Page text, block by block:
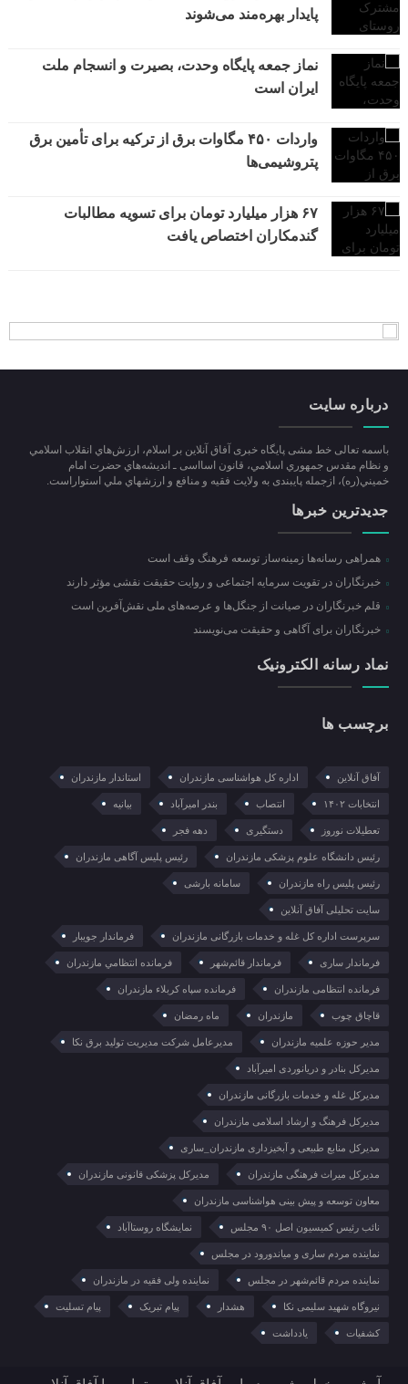
پایدار بهره‌مند می‌شوند
نماز جمعه پایگاه وحدت، بصیرت و انسجام ملت
ایران است
واردات ۴۵۰ مگاوات برق از ترکیه برای تأمین برق
پتروشیمی‌ها
۶۷ هزار میلیارد تومان برای تسویه مطالبات
گندمکاران اختصاص یافت
درباره سایت
باسمه تعالی خط مشی پایگاه خبری آفاق آنلاین بر اسلام، ارزش‌هاي انقلاب اسلامي
و نظام مقدس جمهوري اسلامي، قانون اسااسی ـ انديشه‌هاي حضرت امام
خميني(ره)، ازجمله پایبندی به ولايت فقيه و منافع و ارزشهاي ملي استواراست.
جدیدترین خبرها
همراهی رسانه‌ها زمینه‌ساز توسعه فرهنگ وقف است
خبرنگاران در تقویت سرمایه اجتماعی و روایت حقیقت نقشی مؤثر دارند
قلم خبرنگاران در صیانت از جنگل‌ها و عرصه‌های ملی نقش‌آفرین است
خبرنگاران برای آگاهی و حقیقت می‌نویسند
نماد رسانه الکترونیک
برچسب ها
آفاق آنلاین اداره کل هواشناسی مازندران استاندار مازندران
انتخابات ۱۴۰۲ انتصاب بندر امیرآباد بیانیه
تعطیلات نوروز دستگیری دهه فجر
رئیس دانشگاه علوم پزشکی مازندران رئیس پلیس آگاهی مازندران
رئیس پلیس راه مازندران سامانه بارشی
سایت تحلیلی آفاق آنلاین
سرپرست اداره کل غله و خدمات بازرگانی مازندران فرماندار جویبار
فرماندار ساری فرماندار قائم‌شهر فرمانده انتظامي مازندران
فرمانده انتظامی مازندران فرمانده سپاه کربلاء مازندران
قاچاق چوب مازندران ماه رمضان
مدیر حوزه علمیه مازندران مدیرعامل شرکت مدیریت تولید برق نکا
مدیرکل بنادر و دریانوردی امیرآباد
مدیرکل غله و خدمات بازرگانی مازندران
مدیرکل فرهنگ و ارشاد اسلامی مازندران
مدیرکل منابع طبیعی و آبخیزداری مازندران_ساری
مدیرکل میراث فرهنگی مازندران مدیرکل پزشکی قانونی مازندران
معاون توسعه و پیش بینی هواشناسی مازندران
نائب رئیس کمیسیون اصل ۹۰ مجلس نمایشگاه روستا‌آباد
نماینده مردم ساری و میاندورود در مجلس
نماینده مردم قائم‌شهر در مجلس نماینده ولی فقیه در مازندران
نیروگاه شهید سلیمی نکا هشدار پیام تبریک پیام تسلیت
کشفیات یادداشت